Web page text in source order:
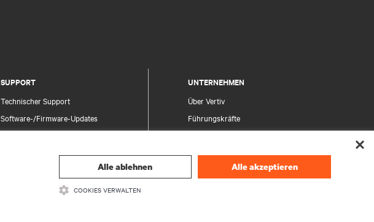
SUPPORT
Technischer Support
Software-/Firmware-Updates
Produktregistrierung
UNTERNEHMEN
Über Vertiv
Führungskräfte
Ethik und Compliance
Alle ablehnen Alle akzeptieren
COOKIES VERWALTEN